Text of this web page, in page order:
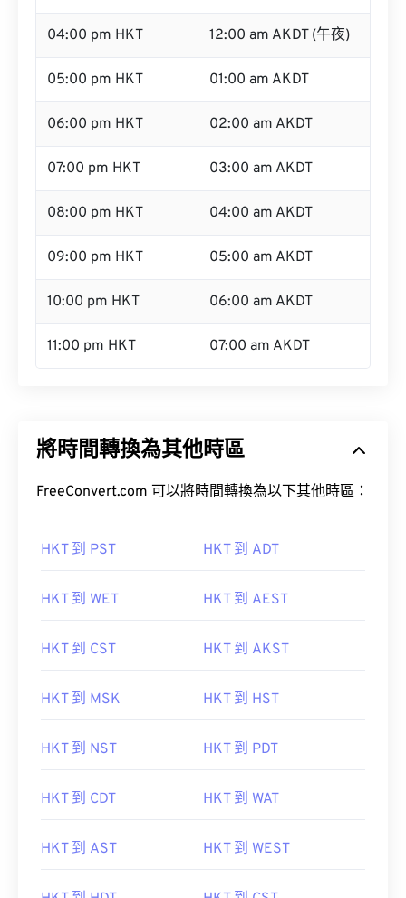
04:00 pm HKT 12:00 am AKDT (午夜)
05:00 pm HKT 01:00 am AKDT
06:00 pm HKT 02:00 am AKDT
07:00 pm HKT 03:00 am AKDT
08:00 pm HKT 04:00 am AKDT
09:00 pm HKT 05:00 am AKDT
10:00 pm HKT 06:00 am AKDT
11:00 pm HKT 07:00 am AKDT
將時間轉換為其他時區
FreeConvert.com 可以將時間轉換為以下其他時區：
HKT 到 PST HKT 到 ADT
HKT 到 WET HKT 到 AEST
HKT 到 CST HKT 到 AKST
HKT 到 MSK HKT 到 HST
HKT 到 NST HKT 到 PDT
HKT 到 CDT HKT 到 WAT
HKT 到 AST HKT 到 WEST